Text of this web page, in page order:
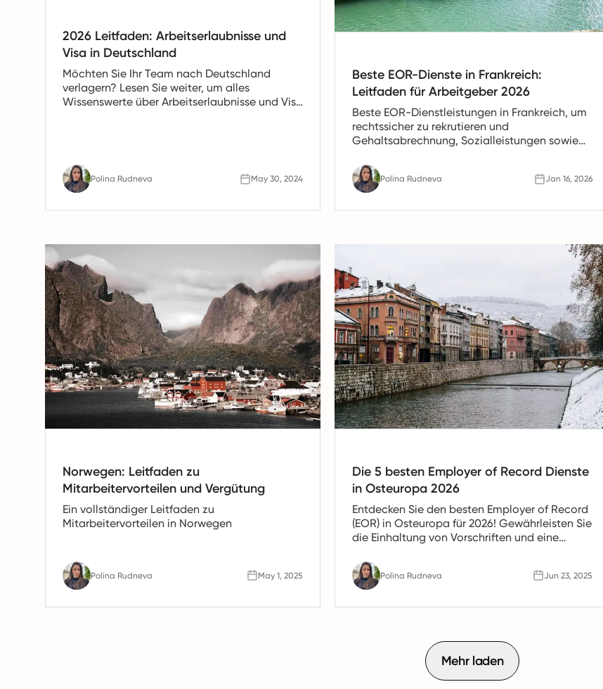
2026 Leitfaden: Arbeitserlaubnisse und
Visa in Deutschland
Möchten Sie Ihr Team nach Deutschland
verlagern? Lesen Sie weiter, um alles
Wissenswerte über Arbeitserlaubnisse und Visa
Polina Rudneva May 30, 2024
Beste EOR-Dienste in Frankreich:
Leitfaden für Arbeitgeber 2026
Beste EOR-Dienstleistungen in Frankreich, um
rechtssicher zu rekrutieren und
Gehaltsabrechnung, Sozialleistungen sowie
führenden Anbieter und sehen Sie, warum
Rivermate für die französische Expansion
vertraut wird.
Polina Rudneva Jan 16, 2026
Norwegen: Leitfaden zu
Mitarbeitervorteilen und Vergütung
Ein vollständiger Leitfaden zu
Mitarbeitervorteilen in Norwegen
Polina Rudneva May 1, 2025
Die 5 besten Employer of Record Dienste
in Osteuropa 2026
Entdecken Sie den besten Employer of Record
(EOR) in Osteuropa für 2026! Gewährleisten Sie
die Einhaltung von Vorschriften und eine
Ihren idealen Partner.
Polina Rudneva Jun 23, 2025
Mehr laden